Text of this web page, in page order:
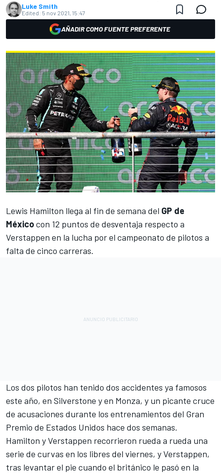
Luke Smith
Edited: 5 nov 2021, 15:47
AÑADIR COMO FUENTE PREFERENTE
Lewis Hamilton llega al fin de semana del GP de
Méxicocon 12 puntos de desventaja respecto a
Verstappen en la lucha por el campeonato de pilotos a
falta de cinco carreras.
Los dos pilotos han tenido dos accidentes ya famosos
este año, en Silverstone y en Monza, y un picante cruce
de acusaciones durante los entrenamientos del Gran
Premio de Estados Unidos hace dos semanas.
Hamilton yVerstappen recorrieron rueda a rueda una
serie de curvas en los libres del viernes, y Verstappen,
tras levantar el pie cuando el británico le pasó en la